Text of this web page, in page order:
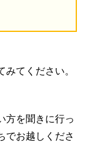
てください。
方を聞きに行っ
でお越しくださ